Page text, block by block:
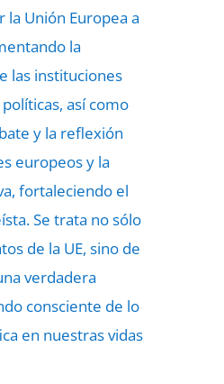
la Unión Europea a
la
las instituciones
así como
y la reflexión
europeos y la
fortaleciendo el
Se trata no sólo
de la UE, sino de
verdadera
consciente de lo
en nuestras vidas